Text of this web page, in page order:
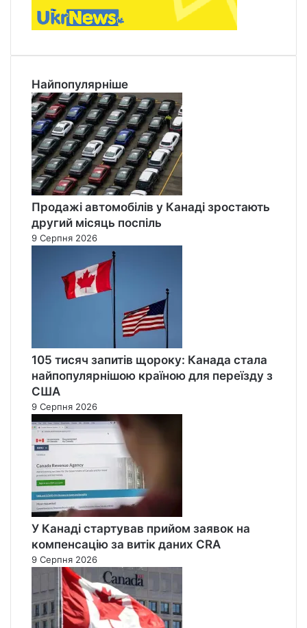
Найпопулярніше
Продажі автомобілів у Канаді зростають
другий місяць поспіль
9 Серпня 2026
105 тисяч запитів щороку: Канада стала
найпопулярнішою країною для переїзду з
США
9 Серпня 2026
У Канаді стартував прийом заявок на
компенсацію за витік даних CRA
9 Серпня 2026